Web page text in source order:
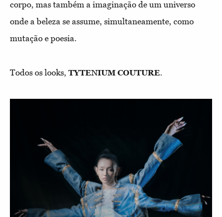
corpo, mas também a imaginação de um universo
onde a beleza se assume, simultaneamente, como
mutação e poesia.
Todos os looks, TYTENIUM COUTURE.